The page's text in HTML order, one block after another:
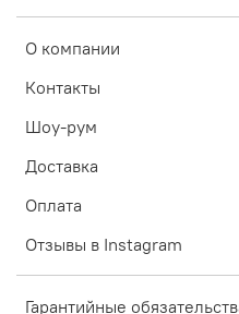
О компании
Контакты
Шоу-рум
Доставка
Оплата
Отзывы в Instagram
Гарантийные